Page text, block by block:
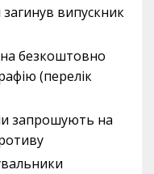
випускник
безкоштовно
(перелік
запрошують на